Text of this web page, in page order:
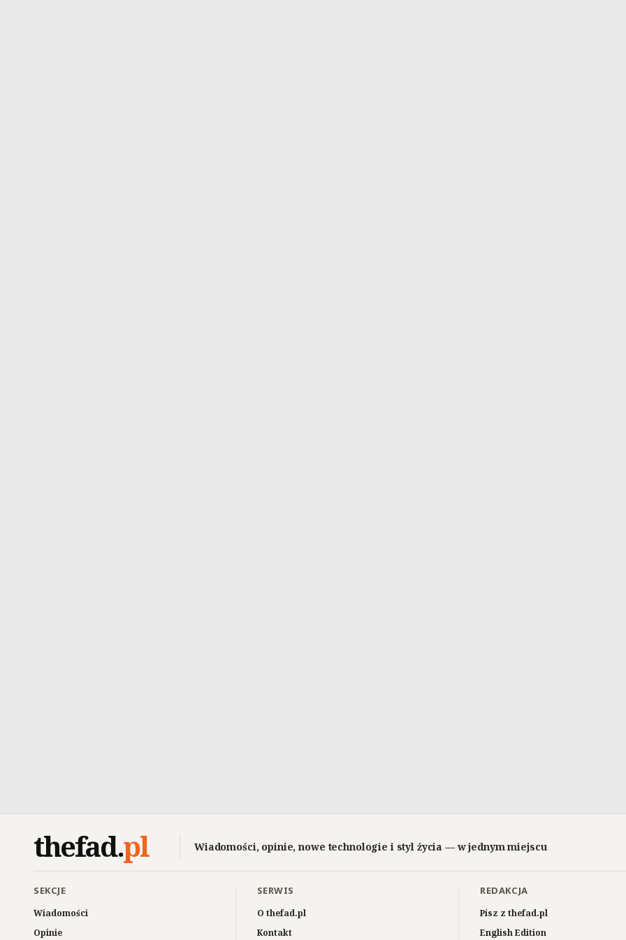
thefad.pl Wiadomości, opinie, nowe technologie i styl życia — w jednym miejscu
SEKCJE
Wiadomości
Opinie
SERWIS
O thefad.pl
Kontakt
REDAKCJA
Pisz z thefad.pl
English Edition